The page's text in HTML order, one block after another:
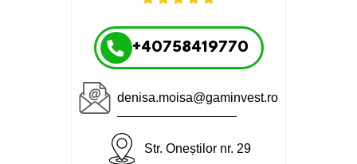
+40758419770
denisa.moisa@gaminvest.ro
Str. Oneștilor nr. 29